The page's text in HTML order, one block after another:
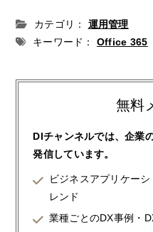
カテゴリ：
運用管理
キーワード：
Office 365
無料
DIチャンネルでは、企業
発信しています。
ビジネスアプリケー
レンド
業種ごとのDX事例・